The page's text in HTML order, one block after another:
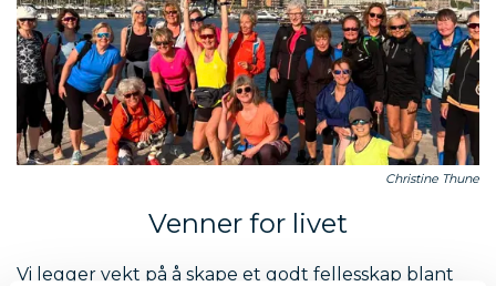
Christine Thune
Venner for livet
Vi legger vekt på å skape et godt fellesskap blant